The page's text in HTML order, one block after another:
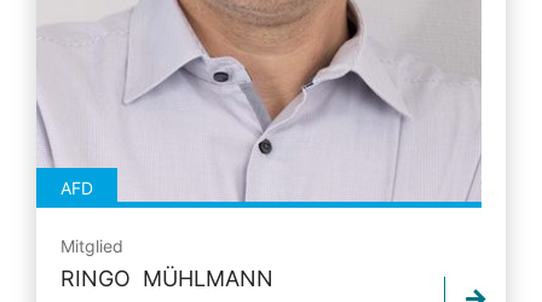
AFD
Mitglied
RINGO MÜHLMANN